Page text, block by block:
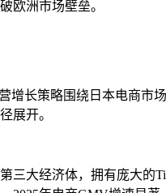
欧洲市场壁垒。
增长策略围绕日本电商市
展开。
三大经济体，拥有庞大的